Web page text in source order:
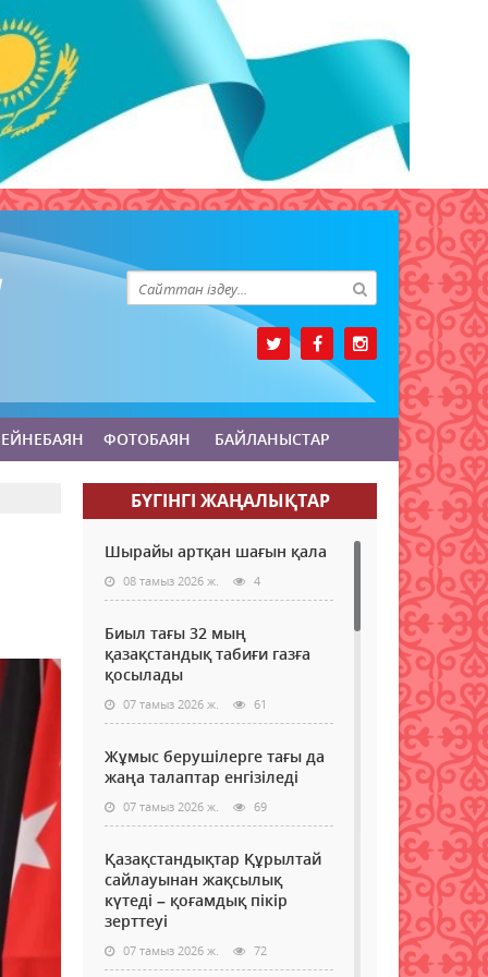
ФОТОБАЯН БАЙЛАНЫСТАР
БҮГІНГI ЖАҢАЛЫҚТАР
Шырайы артқан шағын қала
08 тамыз 2026 ж. 4
Биыл тағы 32 мың
қазақстандық табиғи газға
қосылады
07 тамыз 2026 ж. 61
Жұмыс берушілерге тағы да
жаңа талаптар енгізіледі
07 тамыз 2026 ж. 69
Қазақстандықтар Құрылтай
сайлауынан жақсылық
күтеді – қоғамдық пікір
зерттеуі
07 тамыз 2026 ж. 72